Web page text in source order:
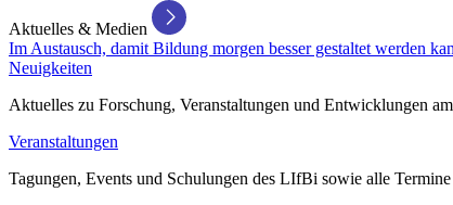
Aktuelles & Medien
Im Austausch, damit Bildung morgen besser gestaltet werden
Neuigkeiten
Aktuelles zu Forschung, Veranstaltungen und Entwicklungen
Veranstaltungen
Tagungen, Events und Schulungen des LIfBi sowie alle